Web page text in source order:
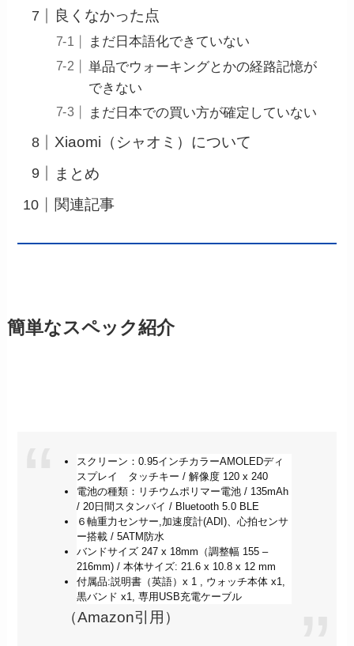
良くなかった点
まだ日本語化できていない
単品でウォーキングとかの経路記憶が
できない
まだ日本での買い方が確定していない
Xiaomi（シャオミ）について
まとめ
関連記事
簡単なスペック紹介
スクリーン：0.95インチカラーAMOLEDディ
スプレイ タッチキー / 解像度 120 x 240
電池の種類：リチウムポリマー電池 / 135mAh
/ 20日間スタンバイ / Bluetooth 5.0 BLE
６軸重力センサー,加速度計(ADI)、心拍センサ
ー搭載 / 5ATM防水
バンドサイズ 247 x 18mm（調整幅 155 –
216mm) / 本体サイズ: 21.6 x 10.8 x 12 mm
付属品:説明書（英語）x 1 , ウォッチ本体 x1,
黒バンド x1, 専用USB充電ケーブル
（Amazon引用）